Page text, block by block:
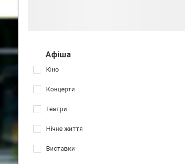
Афіша
Кіно
Концерти
Театри
Нічне життя
Виставки